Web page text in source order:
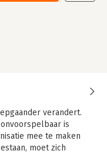
verandert.
is
mee te maken
moet zich